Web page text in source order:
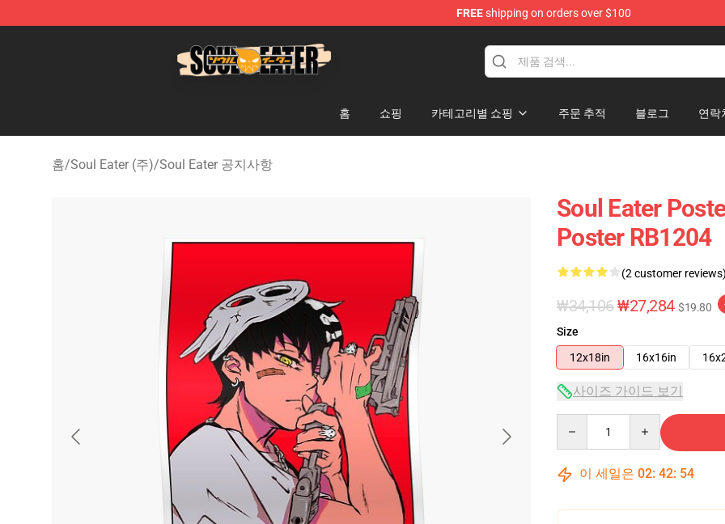
FREEshipping on orders over $100
홈 쇼핑 카테고리별 쇼핑 주문 추적 블로그 연락
홈/Soul Eater (주)/Soul Eater 공지사항
Soul Eater
Poster RB1204
(2 customer
₩34,106₩27,284 $19.80
Size
12x18in
16x16in
사이즈 가이드 보기
이 세일은 02: 42: 53